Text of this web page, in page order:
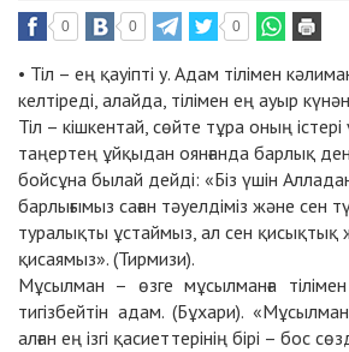
0 0 0
• Тіл – ең қауіпті у. Адам тілімен
келтіреді, алайда, тілімен ең ауыр
Тіл – кішкентай, сөйте тұра оның
таңертең ұйқыдан оянғанда барлық
бойсұна былай дейді: «Біз үшін
барлығымыз саған тәуелдіміз және сен
туралықты ұстаймыз, ал сен қисықтық
қисаямыз». (Тирмизи).
Мұсылман – өзге мұсылманға
тигізбейтін адам. (Бұхари).
алған ең ізгі қасиеттерінің бірі – бос